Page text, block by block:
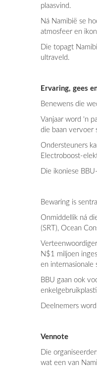
plaasvind.
Ná Namibië se
atmosfeer en
Die topagt
ultraveld.
Ervaring, gees
Benewens die
Vanjaar word ‘n
die baan vervoer
Ondersteuners
Electroboost-
Die ikoniese
Bewaring is
Onmiddellik ná
(SRT), Ocean
N$1 miljoen
en internasionale
BBU gaan ook
Deelnemers
Vennote
Die
wat een van